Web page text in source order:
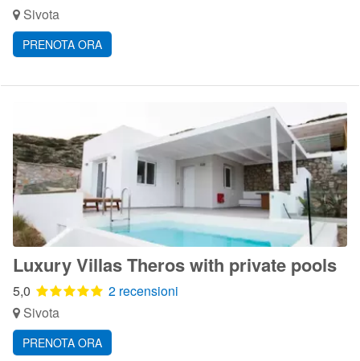
Sivota
PRENOTA ORA
Luxury Villas Theros with private pools
5,0
2 recensioni
Sivota
PRENOTA ORA